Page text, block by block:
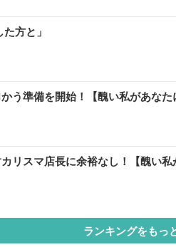
方と」
準備を開始！【醜い私があなた
スマ店長に余裕なし！【醜い私
ランキングをもっ